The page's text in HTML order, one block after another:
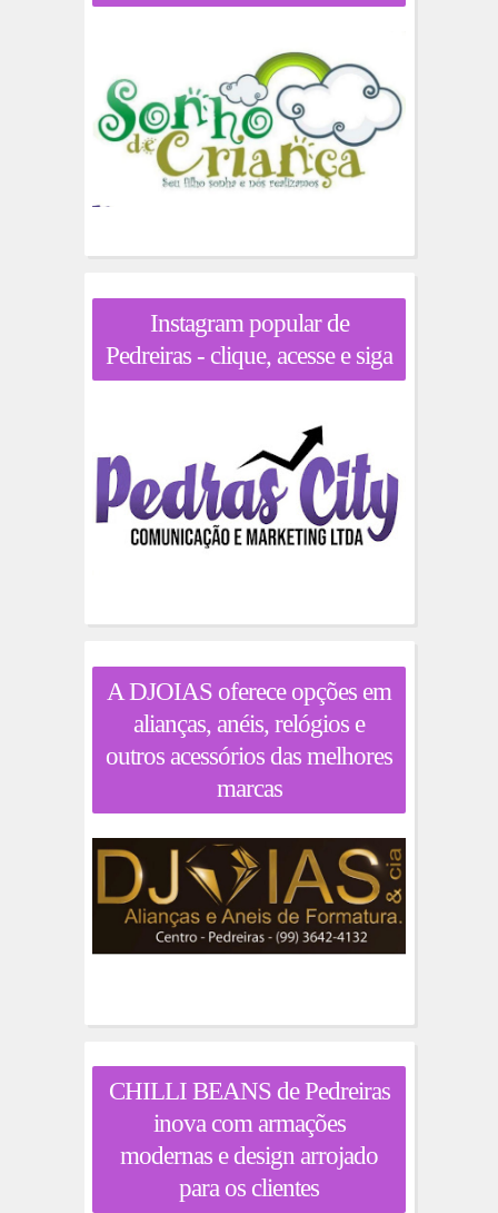
Instagram popular de
Pedreiras - clique, acesse e siga
A DJOIAS oferece opções em
alianças, anéis, relógios e
outros acessórios das melhores
marcas
CHILLI BEANS de Pedreiras
inova com armações
modernas e design arrojado
para os clientes